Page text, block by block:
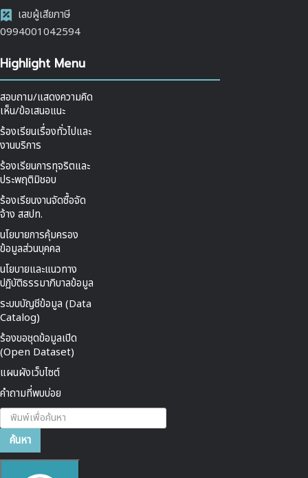
เลขผู้เสียภาษี
0994001042594
Highlight Menu
สอบถาม/แสดงความคิด
เห็น/ข้อเสนอแนะ
ร้องเรียนเรื่องทั่วไปและ
งานบริการ
ร้องเรียนการทุจริตและ
ประพฤติมิชอบ
ร้องเรียนงานจัดซื้อจัด
จ้าง สสปท.
นโยบายการคุ้มครอง
ข้อมูลส่วนบุคคล
นโยบายและแนวทาง
ปฏิบัติธรรมาภิบาลข้อมูล
ระบบบัญชีข้อมูล (Data
Catalog)
ร้องขอชุดข้อมูลเปิด
(Open Dataset)
แผนผังเว็บไซต์
คำถามที่พบบ่อย
ค้นหา...
ค้นหา